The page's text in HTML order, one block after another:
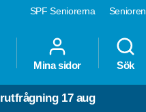
SPF Seniorerna Senioren
Mina sidor Sök
17 aug